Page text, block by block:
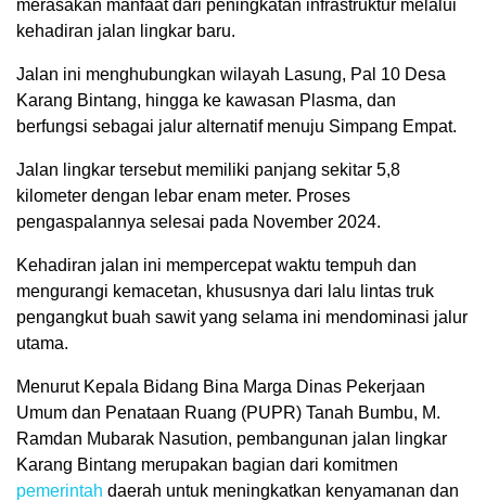
merasakan manfaat dari peningkatan infrastruktur melalui
kehadiran jalan lingkar baru.
Jalan ini menghubungkan wilayah Lasung, Pal 10 Desa
Karang Bintang, hingga ke kawasan Plasma, dan
berfungsi sebagai jalur alternatif menuju Simpang Empat.
Jalan lingkar tersebut memiliki panjang sekitar 5,8
kilometer dengan lebar enam meter. Proses
pengaspalannya selesai pada November 2024.
Kehadiran jalan ini mempercepat waktu tempuh dan
mengurangi kemacetan, khususnya dari lalu lintas truk
pengangkut buah sawit yang selama ini mendominasi jalur
utama.
Menurut Kepala Bidang Bina Marga Dinas Pekerjaan
Umum dan Penataan Ruang (PUPR) Tanah Bumbu, M.
Ramdan Mubarak Nasution, pembangunan jalan lingkar
Karang Bintang merupakan bagian dari komitmen
pemerintah daerah untuk meningkatkan kenyamanan dan